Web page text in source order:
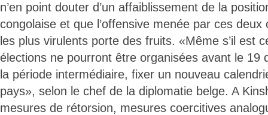
n’en point douter d’un affaiblissement de la
congolaise et que l’offensive menée par ces deux
les plus virulents porte des fruits. «Même s’il est
élections ne pourront être organisées avant le 19
la période intermédiaire, fixer un nouveau
pays», selon le chef de la diplomatie belge. A
mesures de rétorsion, mesures coercitives